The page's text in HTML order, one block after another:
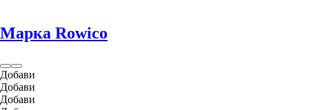
Марка Rowico
Добави
Добави
Добави